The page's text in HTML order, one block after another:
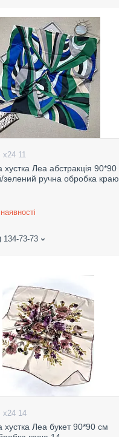
х24 11
хустка Леа абстракція 90*90
зелений ручна обробка краю
134-73-73
х24 14
хустка Леа букет 90*90 см